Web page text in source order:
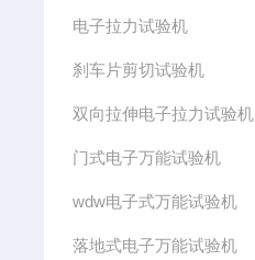
电子拉力试验机
刹车片剪切试验机
双向拉伸电子拉力试验机
门式电子万能试验机
wdw电子式万能试验机
落地式电子万能试验机